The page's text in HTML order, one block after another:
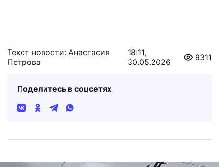
Текст новости: Анастасия
Петрова
18:11,
30.05.2026
9311
Поделитесь в соцсетях